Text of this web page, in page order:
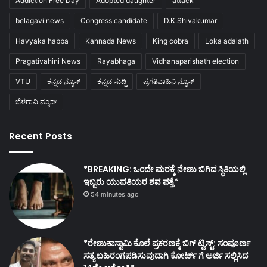
belagavi news Congress candidate D.K.Shivakumar
Havyaka habba Kannada News King cobra Loka adalath
Pragativahini News Rayabhaga Vidhanaparishath election
VTU ಕನ್ನಡ ನ್ಯೂಸ್ ಕನ್ನಡ ಸುದ್ದಿ ಪ್ರಗತಿವಾಹಿನಿ ನ್ಯೂಸ್
ಬೆಳಗಾವಿ ನ್ಯೂಸ್
Recent Posts
*BREAKING: ಒಂದೇ ಮರಕ್ಕೆ ನೇಣು ಬಿಗಿದ ಸ್ಥಿತಿಯಲ್ಲಿ
ಇಬ್ಬರು ಯುವತಿಯರ ಶವ ಪತ್ತೆ*
54 minutes ago
*ರೇಣುಕಾಸ್ವಾಮಿ ಕೊಲೆ ಪ್ರಕರಣಕ್ಕೆ ಬಿಗ್ ಟ್ವಿಸ್ಟ್: ಸಂಪೂರ್ಣ
ಸತ್ಯ ಬಹಿರಂಗಪಡಿಸುವುದಾಗಿ ಕೋರ್ಟ್ ಗೆ ಅರ್ಜಿ ಸಲ್ಲಿಸಿದ